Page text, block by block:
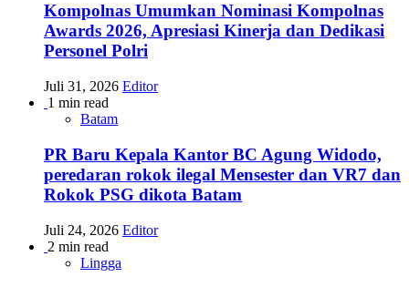
Kompolnas Umumkan Nominasi Kompolnas
Awards 2026, Apresiasi Kinerja dan Dedikasi
Personel Polri
Juli 31, 2026 Editor
1 min read
Batam
PR Baru Kepala Kantor BC Agung Widodo,
peredaran rokok ilegal Mensester dan VR7 dan
Rokok PSG dikota Batam
Juli 24, 2026 Editor
2 min read
Lingga